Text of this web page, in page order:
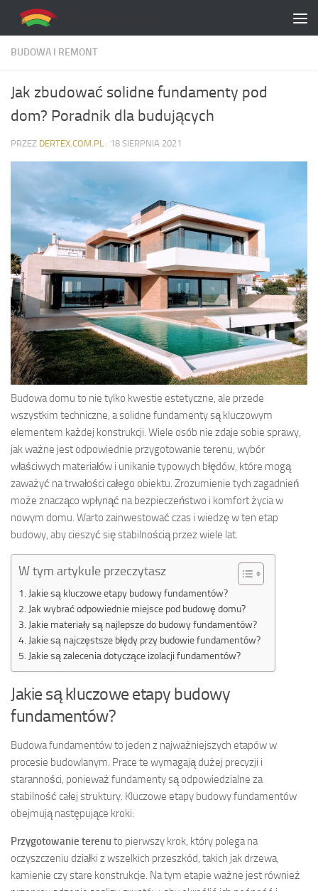
Skip to content
BUDOWA I REMONT
Jak zbudować solidne fundamenty pod
dom? Poradnik dla budujących
PRZEZ DERTEX.COM.PL · 18 SIERPNIA 2021
Budowa domu to nie tylko kwestie estetyczne, ale przede
wszystkim techniczne, a solidne fundamenty są kluczowym
elementem każdej konstrukcji. Wiele osób nie zdaje sobie sprawy,
jak ważne jest odpowiednie przygotowanie terenu, wybór
właściwych materiałów i unikanie typowych błędów, które mogą
zaważyć na trwałości całego obiektu. Zrozumienie tych zagadnień
może znacząco wpłynąć na bezpieczeństwo i komfort życia w
nowym domu. Warto zainwestować czas i wiedzę w ten etap
budowy, aby cieszyć się stabilnością przez wiele lat.
W tym artykule przeczytasz
Jakie są kluczowe etapy budowy fundamentów?
Jak wybrać odpowiednie miejsce pod budowę domu?
Jakie materiały są najlepsze do budowy fundamentów?
Jakie są najczęstsze błędy przy budowie fundamentów?
Jakie są zalecenia dotyczące izolacji fundamentów?
Jakie są kluczowe etapy budowy
fundamentów?
Budowa fundamentów to jeden z najważniejszych etapów w
procesie budowlanym. Prace te wymagają dużej precyzji i
staranności, ponieważ fundamenty są odpowiedzialne za
stabilność całej struktury. Kluczowe etapy budowy fundamentów
obejmują następujące kroki:
Przygotowanie terenuto pierwszy krok, który polega na
oczyszczeniu działki z wszelkich przeszkód, takich jak drzewa,
kamienie czy stare konstrukcje. Na tym etapie ważne jest również